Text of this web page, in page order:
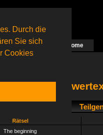
Durch die
Sie sich
Cookies
Home
Rätsel
The beginning